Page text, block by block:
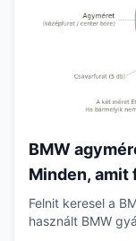
BMW
Minden,
Felnit keresel a
használt BMW